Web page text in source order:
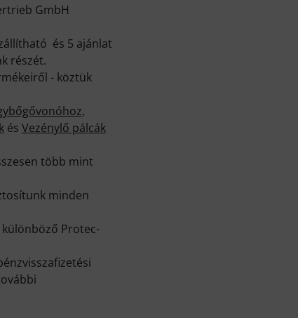
GmbH
és 5 ajánlat
részét.
- köztük
,
és Vezénylő pálcák
több mint
minden
Protec-